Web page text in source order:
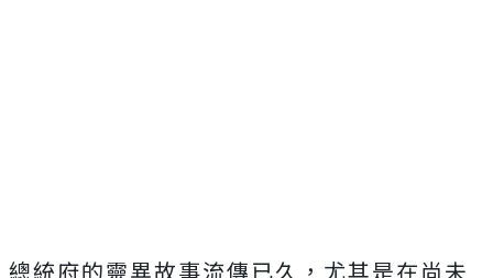
總統府的靈異故事流傳已久，尤其是在尚未